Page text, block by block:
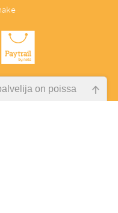
on poissa